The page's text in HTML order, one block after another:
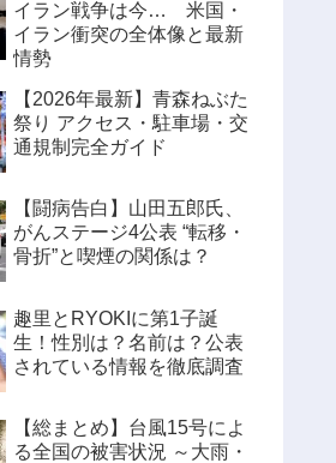
イラン戦争は今… 米国・
イラン衝突の全体像と最新
情勢
【2026年最新】青森ねぶた
祭り アクセス・駐車場・交
通規制完全ガイド
【闘病告白】山田五郎氏、
がんステージ4公表 “転移・
骨折”と喫煙の関係は？
趣里とRYOKIに第1子誕
生！性別は？名前は？公表
されている情報を徹底調査
【総まとめ】台風15号によ
る全国の被害状況 ～大雨・